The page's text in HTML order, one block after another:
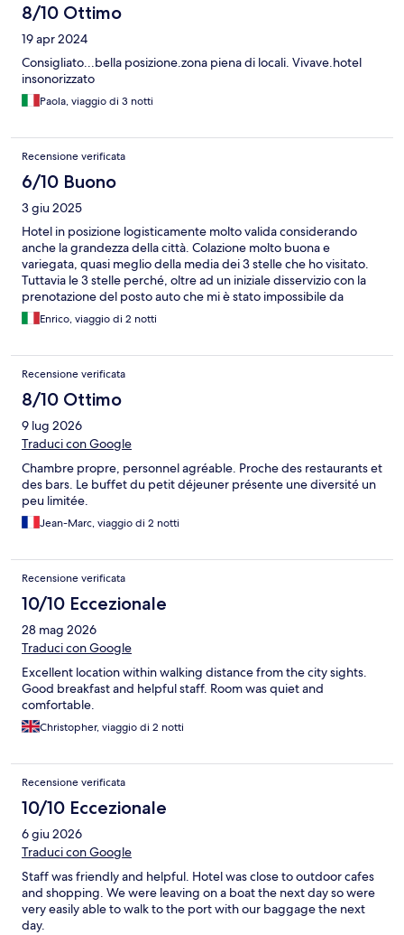
8/10 Ottimo
19 apr 2024
Consigliato...bella posizione.zona piena di locali. Vivave.hotel
insonorizzato
Paola, viaggio di 3 notti
Recensione verificata
6/10 Buono
3 giu 2025
Hotel in posizione logisticamente molto valida considerando
anche la grandezza della città. Colazione molto buona e
variegata, quasi meglio della media dei 3 stelle che ho visitato.
Tuttavia le 3 stelle perché, oltre ad un iniziale disservizio con la
prenotazione del posto auto che mi è stato impossibile da
prenotare anche contattandoli dopo soli 32 min dall’ora di inizio
prenotazione, il riposo non è dei migliori per un locale sulla
eravamo al terzo piano ma sentivamo ugualmente tutto,
secondo me gli infissi sono da rinforzare.
Enrico, viaggio di 2 notti
Recensione verificata
8/10 Ottimo
9 lug 2026
Traduci con Google
Chambre propre, personnel agréable. Proche des restaurants et
des bars. Le buffet du petit déjeuner présente une diversité un
peu limitée.
Jean-Marc, viaggio di 2 notti
Recensione verificata
10/10 Eccezionale
28 mag 2026
Traduci con Google
Excellent location within walking distance from the city sights.
Good breakfast and helpful staff. Room was quiet and
comfortable.
Christopher, viaggio di 2 notti
Recensione verificata
10/10 Eccezionale
6 giu 2026
Traduci con Google
Staff was friendly and helpful. Hotel was close to outdoor cafes
and shopping. We were leaving on a boat the next day so were
very easily able to walk to the port with our baggage the next
day.